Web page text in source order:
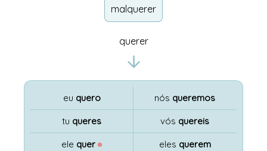
malquerer
querer
eu quero
tu queres
ele quer ●
nós queremos
vós quereis
eles querem